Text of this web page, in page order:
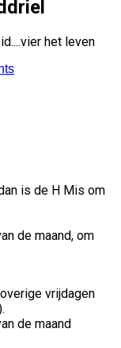
het leven
is de H Mis om
de maand, om
vrijdagen
de maand